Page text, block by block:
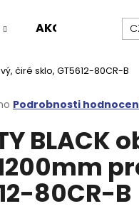
AKCE %
čiré sklo, GT5612-80CR-B
Podrobnosti
80CR-B